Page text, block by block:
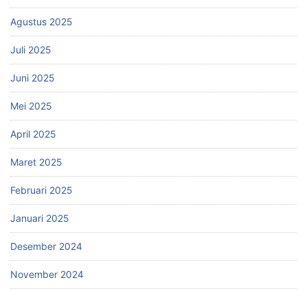
Agustus 2025
Juli 2025
Juni 2025
Mei 2025
April 2025
Maret 2025
Februari 2025
Januari 2025
Desember 2024
November 2024